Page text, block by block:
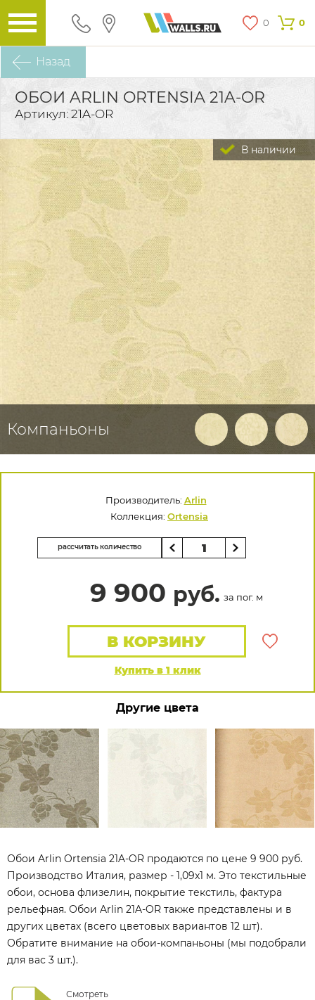
0 0
Назад
ОБОИ ARLIN ORTENSIA 21A-OR
Артикул: 21A-OR
В наличии
Компаньоны
Производитель: Arlin
Коллекция: Ortensia
рассчитать количество
9 900 руб. за пог. м
Купить в 1 клик
В КОРЗИНУ
Другие цвета
Обои Arlin Ortensia 21A-OR продаются по цене 9 900 руб.
Производство Италия, размер - 1,09x1 м. Это текстильные
обои, основа флизелин, покрытие текстиль, фактура
рельефная. Обои Arlin 21A-OR также представлены и в
других цветах (всего цветовых вариантов 12 шт).
Обратите внимание на обои-компаньоны (мы подобрали
для вас 3 шт.).
Смотреть